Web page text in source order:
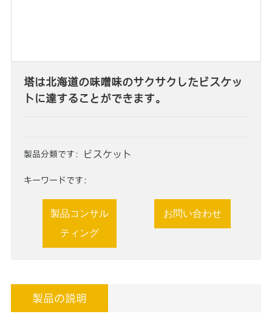
塔は北海道の味噌味のサクサクしたビスケッ
トに達することができます。
製品分類です： ビスケット
キーワードです：
製品コンサル
ティング
お問い合わせ
製品の説明